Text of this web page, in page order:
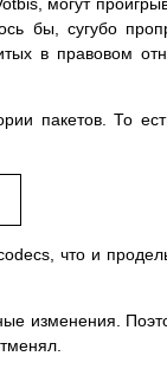
бы, сугубо
в правовом
пакетов. То
что и
изменения.